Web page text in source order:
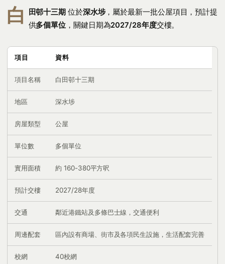
白 田邨十三期 位於深水埗，屬於最新一批公屋項目，預計提
供多個單位 ，關鍵日期為2027/28年度交樓。
項目 資料
項目名稱 白田邨十三期
地區 深水埗
房屋類型 公屋
單位數 多個單位
實用面積 約 160-380平方呎
預計交樓 2027/28年度
交通 鄰近港鐵站及多條巴士線，交通便利
周邊配套 區內設有商場、街市及各項民生設施，生活配套完善
校網 40校網